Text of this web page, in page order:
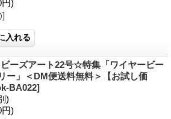
円)
ーズアート22号☆特集「ワイヤービー
ー」＜DM便送料無料＞【お試し価
BA022]
)
円)